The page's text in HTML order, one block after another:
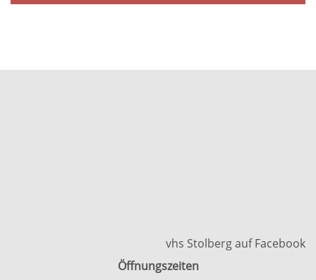
vhs Stolberg auf Facebook
Öffnungszeiten